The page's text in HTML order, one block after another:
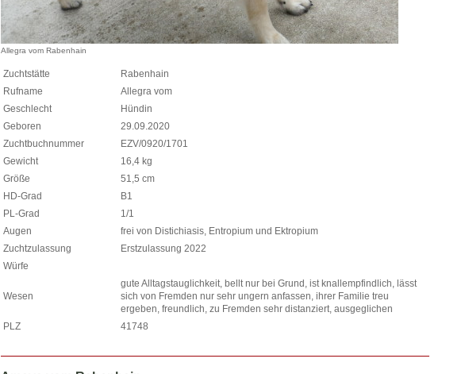
Allegra vom Rabenhain
Zuchtstätte
Rabenhain
Rufname
Allegra vom
Geschlecht
Hündin
Geboren
29.09.2020
Zuchtbuchnummer
EZV/0920/1701
Gewicht
16,4 kg
Größe
51,5 cm
HD-Grad
B1
PL-Grad
1/1
Augen
frei von Distichiasis, Entropium und Ektropium
Zuchtzulassung
Erstzulassung 2022
Würfe
Wesen
gute Alltagstauglichkeit, bellt nur bei Grund, ist knallempfindlich, lässt
sich von Fremden nur sehr ungern anfassen, ihrer Familie treu
ergeben, freundlich, zu Fremden sehr distanziert, ausgeglichen
PLZ
41748